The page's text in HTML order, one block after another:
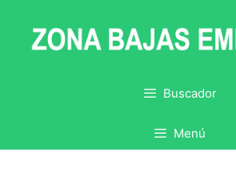
contenido
Buscador
Menú